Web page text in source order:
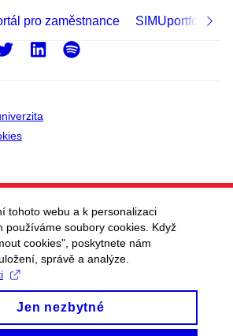
pro zaměstnance SIMUportfolio
Twitter
LinkedIn
Spotify
tohoto webu a k personalizaci
používáme soubory cookies. Když
cookies", poskytnete nám
správě a analýze.
Jen nezbytné